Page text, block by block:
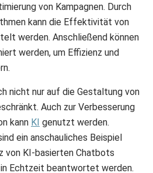
von Kampagnen. Durch
kann die Effektivität von
werden. Anschließend können
werden, um Effizienz und
nicht nur auf die Gestaltung von
Auch zur Verbesserung
kann KI genutzt werden.
ein anschauliches Beispiel
von KI-basierten Chatbots
Echtzeit beantwortet werden.